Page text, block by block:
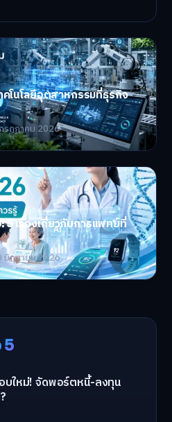
โนโลยีอุตสาหกรรมที่ธุรกิจ
รกฎาคม 2026
เรื่องเกี่ยวกับการแพทย์ที่
มิถุนายน 2026
5
บใหม่! จัดพอร์ตหนี้-ลงทุน